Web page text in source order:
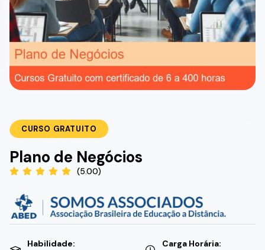
CURSO GRATUITO
Plano de Negócios
(5.00)
Habilidade: Carga Horária: